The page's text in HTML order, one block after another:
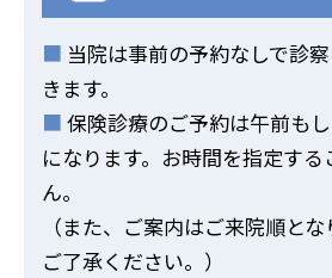
■ 当院は事前の予約なしで診
きます。
■ 保険診療のご予約は午前も
になります。 お時間を指定す
ん。
（また、ご案内はご来院順と
ご了承ください。）